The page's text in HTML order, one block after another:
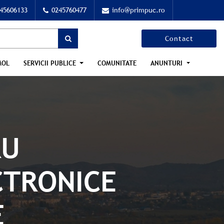
0245760477 info@primpuc.ro
Contact
SERVICII PUBLICE COMUNITATE ANUNTURI